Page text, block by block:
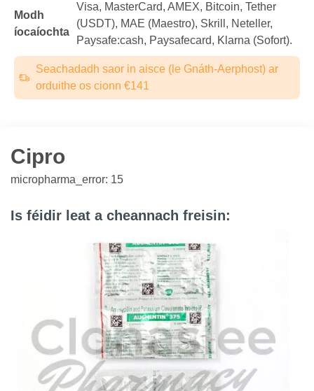
Modh
íocaíochta
Visa, MasterCard, AMEX, Bitcoin, Tether
(USDТ), MAE (Maestro), Skrill, Neteller,
Paysafe:cash, Paysafecard, Klarna (Sofort).
Seachadadh saor in aisce (le Gnáth-Aerphost) ar
orduithe os cionn €141
Cipro
micropharma_error: 15
Is féidir leat a cheannach freisin: